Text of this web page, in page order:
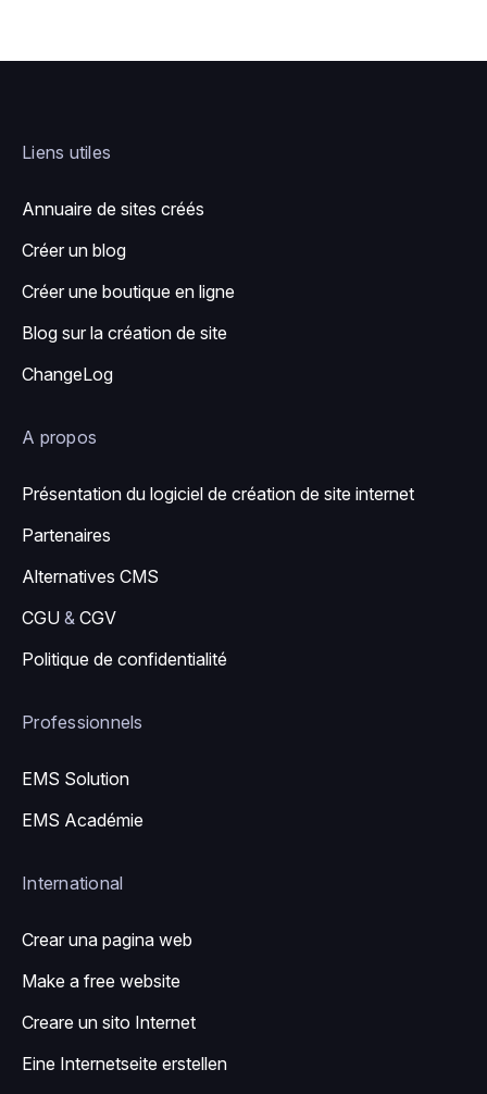
Liens utiles
Annuaire de sites créés
Créer un blog
Créer une boutique en ligne
Blog sur la création de site
ChangeLog
A propos
Présentation du logiciel de création de site internet
Partenaires
Alternatives CMS
CGU & CGV
Politique de confidentialité
Professionnels
EMS Solution
EMS Académie
International
Crear una pagina web
Make a free website
Creare un sito Internet
Eine Internetseite erstellen